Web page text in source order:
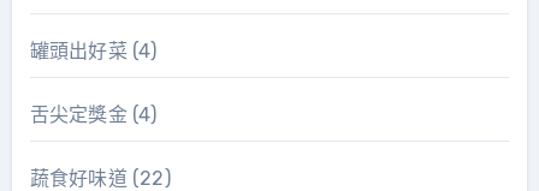
罐頭出好菜 (4)
舌尖定獎金(4)
蔬食好味道 (22)